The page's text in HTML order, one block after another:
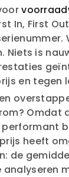
In, First
is
en tegen
Omdat
heeft
de